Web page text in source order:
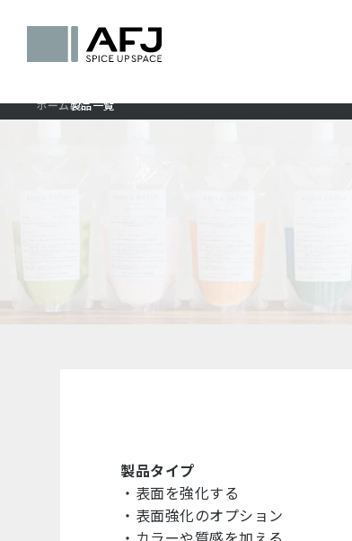
ホーム製品一覧
製品タイプ
・ 表面を強化する
・ 表面強化のオプション